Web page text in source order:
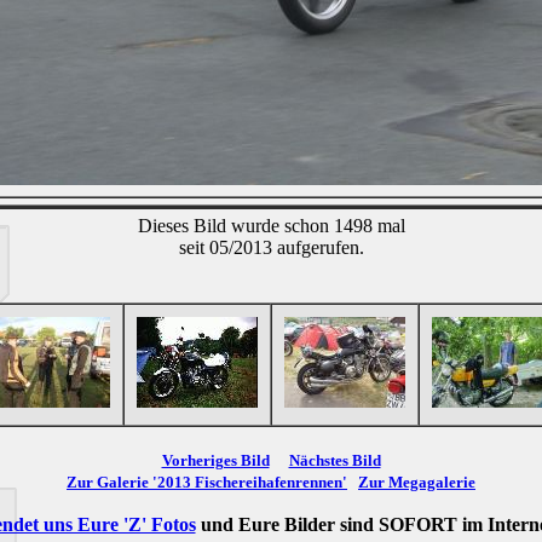
Dieses Bild wurde schon 1498 mal
seit 05/2013 aufgerufen.
Vorheriges Bild
Nächstes Bild
Zur Galerie '2013 Fischereihafenrennen'
Zur Megagalerie
uns Eure 'Z' Fotosund Eure Bilder sind SOFORTim